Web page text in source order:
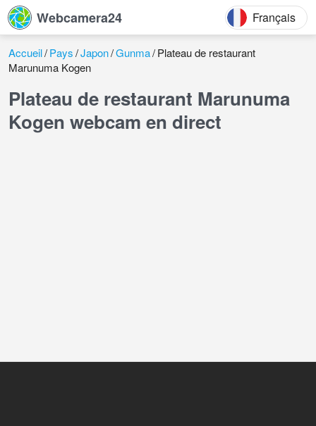
Webcamera24 Français
Accueil Pays Japon Gunma Plateau de restaurant
Marunuma Kogen
Plateau de restaurant Marunuma
Kogen webcam en direct